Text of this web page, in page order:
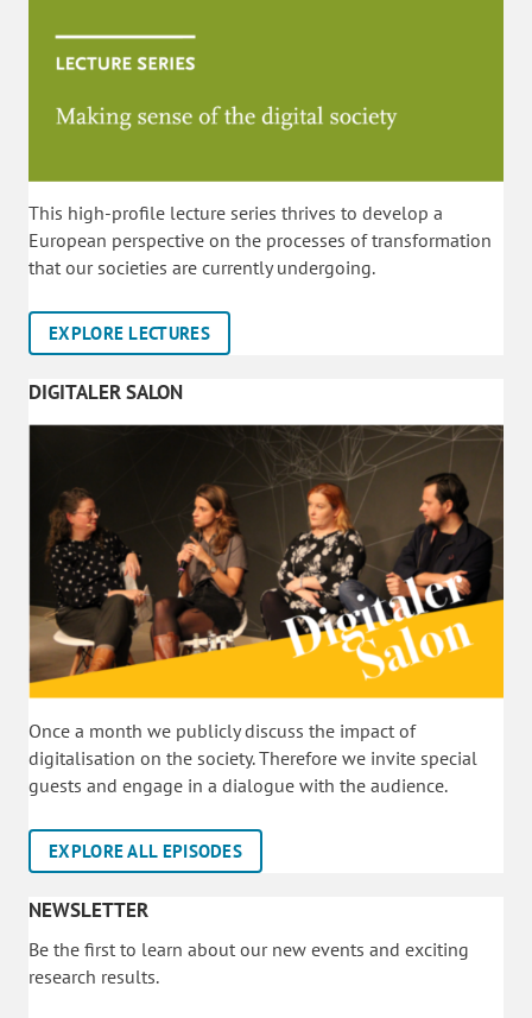
This high-profile lecture series thrives to develop a
European perspective on the processes of transformation
that our societies are currently undergoing.
EXPLORE LECTURES
DIGITALER SALON
Once a month we publicly discuss the impact of
digitalisation on the society. Therefore we invite special
guests and engage in a dialogue with the audience.
EXPLORE ALL EPISODES
NEWSLETTER
Be the first to learn about our new events and exciting
research results.